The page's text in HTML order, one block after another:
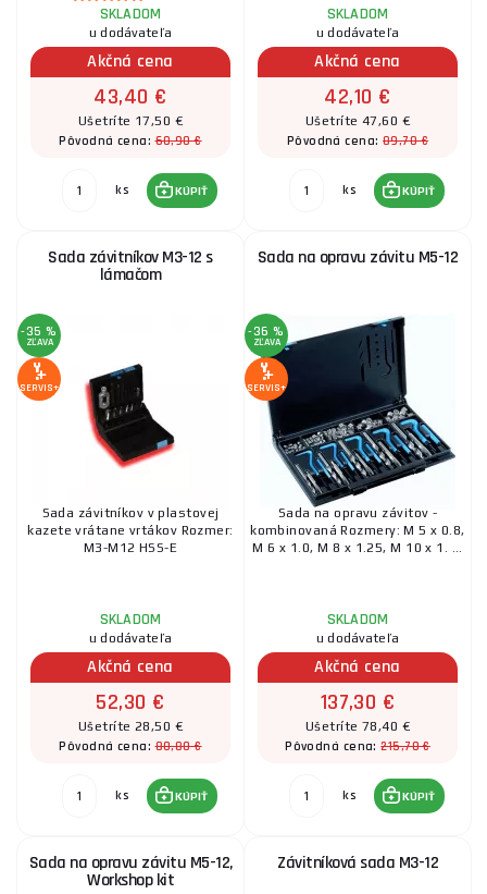
SKLADOM
u dodávateľa
Akčná cena
43,40 €
Ušetríte 17,50 €
Pôvodná cena:60,90 €
ks KÚPIŤ
SKLADOM
u dodávateľa
Akčná cena
42,10 €
Ušetríte 47,60 €
Pôvodná cena:89,70 €
ks KÚPIŤ
Sada závitníkov M3-12 s
lámačom
-35 %
ZĽAVA
SERVIS+
Sada závitníkov v plastovej
kazete vrátane vrtákov Rozmer:
M3-M12 HSS-E
SKLADOM
u dodávateľa
Akčná cena
52,30 €
Ušetríte 28,50 €
Pôvodná cena:80,80 €
ks KÚPIŤ
Sada na opravu závitu M5-12
-36 %
ZĽAVA
SERVIS+
Sada na opravu závitov -
kombinovaná Rozmery: M 5 x 0.8,
M 6 x 1.0, M 8 x 1.25, M 10 x 1. ...
SKLADOM
u dodávateľa
Akčná cena
137,30 €
Ušetríte 78,40 €
Pôvodná cena:215,70 €
ks KÚPIŤ
Sada na opravu závitu M5-12,
Workshop kit
Závitníková sada M3-12